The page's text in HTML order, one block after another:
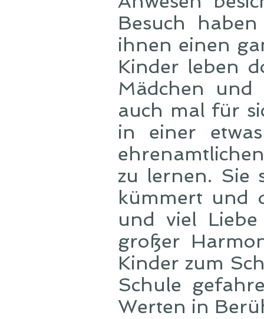
Besuch
ihnen einen
Kinder leben
Mädchen
auch mal für
in einer
zu lernen. Sie
kümmert und
und viel
großer
Kinder zum
Schule
Werten in